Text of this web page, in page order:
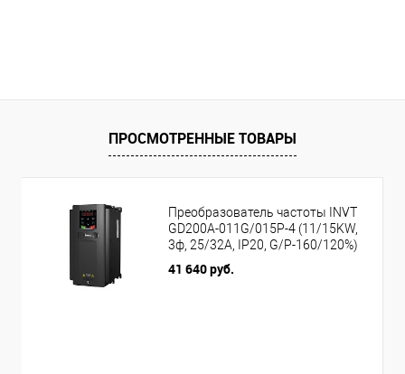
ПРОСМОТРЕННЫЕ ТОВАРЫ
Преобразователь частоты INVT
GD200A-011G/015P-4 (11/15KW,
3ф, 25/32A, IP20, G/P-160/120%)
41 640 руб.